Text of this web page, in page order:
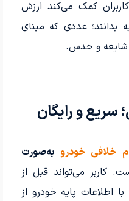
کمک می‌کند ارزش
بدانند؛ عددی که مبنای
شایعه و حدس.
سریع و رایگان
خلافی خودروبه‌صورت
کاربر می‌تواند قبل از
اطلاعات پایه خودرو از